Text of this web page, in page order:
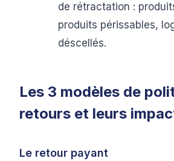
de rétractation :
produits périssables,
déscellés.
Les 3 modèles de
retours et leurs
Le retour payant